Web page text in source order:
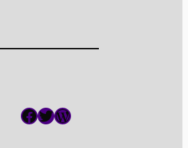
Facebook Twitter WordPress